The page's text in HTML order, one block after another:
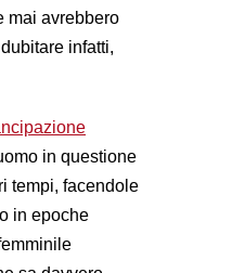
mai avrebbero
infatti,
in questione
tempi, facendole
in epoche